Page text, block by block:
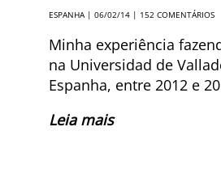
ESPANHA| 06/02/14 | 152 COMENTÁRIOS
Minha experiência
na Universidad de
Espanha, entre 2012 e
Leia mais